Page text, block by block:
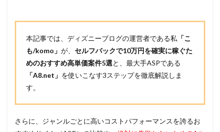
本記事では、ディズニーブログの運営者である私 「こ
も/komo」 が、 セルフバックで10万円を確実に稼ぐた
めのおすすめ高単価案件5選と、最大手ASPである
「A8.net」 を使いこなす3ステップを徹底解説しま
す。
さらに、ジャンルごとに高いコストパフォーマンスを誇るお